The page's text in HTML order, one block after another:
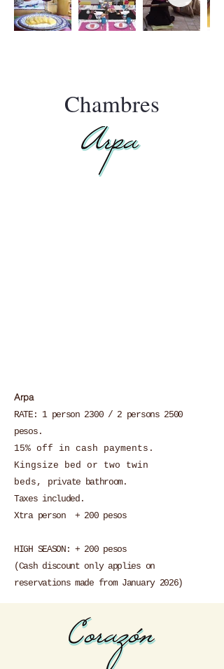
Chambres
Arpa
RATE: 1 person 2300 / 2 persons 2500
pesos.
15% off in cash payments.
Kingsize bed or two twin
beds, private bathroom.
Taxes included.
Xtra person + 200 pesos
HIGH SEASON: + 200 pesos
(Cash discount only applies on
reservations made from January 2026)